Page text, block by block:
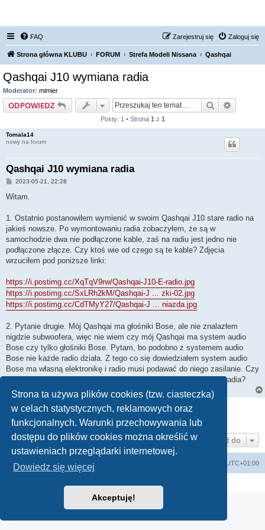
Strona ta używa plików cookies (tzw. ciasteczka)
w celach statystycznych, reklamowych oraz
funkcjonalnych. Warunki przechowywania lub
dostępu do plików cookies można określić w
ustawieniach przeglądarki internetowej.
Dowiedz się więcej
Akceptuję!
FAQ Zaloguj się
Zarejestruj się
Strona główna KLUBU FORUM Strefa Modeli Nissana Qashqai
Qashqai J10 wymiana radia
Moderator: mimier
ODPOWIEDZ Szukaj
Posty: 1 • Strona 1 z 1
Tomala14
nowy na forum
Qashqai J10 wymiana radia
P
s
2023-05-21, 22:28
Witam.
1. Ostatnio postanowiłem wymienić w swoim Qashqai J10 stare radio na
jakieś nowsze. Po wymontowaniu radia zobaczyłem, że są w
samochodzie dwa nie podłączone kable, zaś na radiu jest jedno nie
podłączone złącze. Czy ktoś wie od czego są te kable? Zdjęcia
wrzuciłem pod poniższe linki:
https://i.postimg.cc/XqTqV9rw/Qashqai-J10-E-radio.jpg
https://i.postimg.cc/SxLRh2kM/Qashqai-J ... zki-02.jpg
https://i.postimg.cc/CdTMyY27/Qashqai-J ... niazda.jpg
2. Pytanie drugie. Mój Qashqai ma głośniki Bose, ale nie znalazłem
nigdzie subwoofera, więc nie wiem czy mój Qashqai ma system audio
Bose czy tylko głośniki Bose. Pytam, bo podobno z systemem audio
Bose nie każde radio działa. Z tego co się dowiedziałem system audio
Bose ma własną elektronikę i radio musi podawać do niego zasilanie. Czy
ktoś wie jak sprawdzić czy potrzebuję takiego "dedykowanego" radia?
ODPOWIEDZ
Posty: 1 • Strona1z1
Przejdź do
Strona główna KLUBU UTC+01:00
Polski pakiet językowy dostarcza